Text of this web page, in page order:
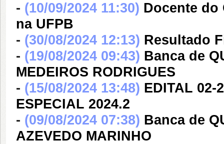
- (10/09/2024 11:30) Docente do
na UFPB
- (30/08/2024 12:13) Resultado
- (19/08/2024 09:43) Banca de
MEDEIROS RODRIGUES
- (15/08/2024 13:48) EDITAL 02-
ESPECIAL 2024.2
- (09/08/2024 07:38) Banca de
AZEVEDO MARINHO